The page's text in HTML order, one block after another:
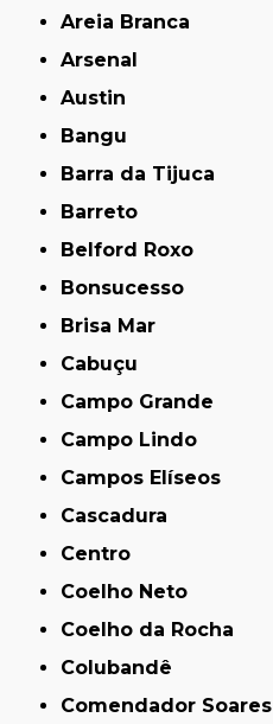
Areia Branca
Arsenal
Austin
Bangu
Barra da Tijuca
Barreto
Belford Roxo
Bonsucesso
Brisa Mar
Cabuçu
Campo Grande
Campo Lindo
Campos Elíseos
Cascadura
Centro
Coelho Neto
Coelho da Rocha
Colubandê
Comendador Soares